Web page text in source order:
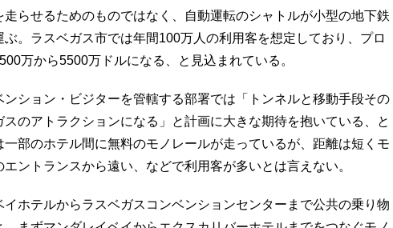
らせるためのものではなく、自動運転のシャトルが小型の地下鉄
。ラスベガス市では年間100万人の利用客を想定しており、プロ
万から5500万ドルになる、と見込まれている。
ション・ビジターを管轄する部署では「トンネルと移動手段その
スのアトラクションになる」と計画に大きな期待を抱いている、と
一部のホテル間に無料のモノレールが走っているが、距離は短くモ
エントランスから遠い、などで利用客が多いとは言えない。
ホテルからラスベガスコンベンションセンターまで公共の乗り物